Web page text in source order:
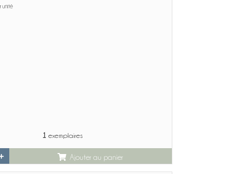
unité
1 exemplaires
Ajouter au panier